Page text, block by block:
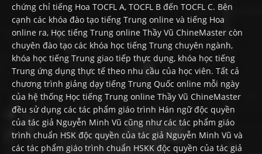
chứng chỉ tiếng Hoa TOCFL A, TOCFL B đến TOCFL C. Bên
cạnh các khóa đào tạo tiếng Trung online và tiếng Hoa
online ra, Học tiếng Trung online Thầy Vũ ChineMaster còn
chuyên đào tạo các khóa học tiếng Trung chuyên ngành,
khóa học tiếng Trung giao tiếp thực dụng, khóa học tiếng
Trung ứng dụng thực tế theo nhu cầu của học viên. Tất cả
chương trình giảng dạy tiếng Trung Quốc online mỗi ngày
của hệ thống Học tiếng Trung online Thầy Vũ ChineMaster
đều sử dụng các tác phẩm giáo trình Hán ngữ độc quyền
của tác giả Nguyễn Minh Vũ cũng như các tác phẩm giáo
trình chuẩn HSK độc quyền của tác giả Nguyễn Minh Vũ và
các tác phẩm giáo trình chuẩn HSKK độc quyền của tác giả